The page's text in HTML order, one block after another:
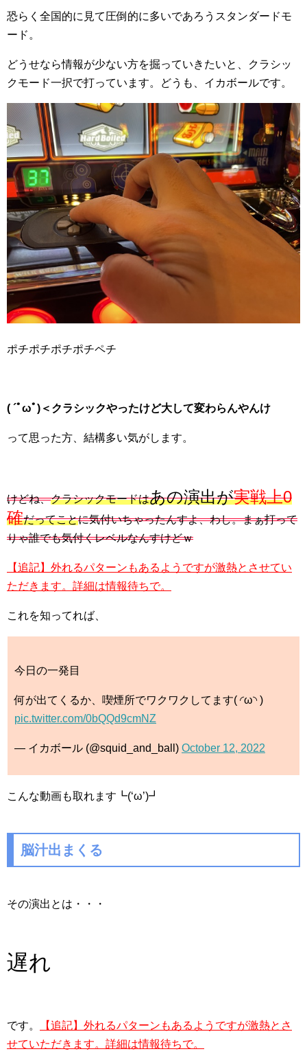
恐らく全国的に見て圧倒的に多いであろうスタンダードモ
ード。
どうせなら情報が少ない方を掘っていきたいと、クラシッ
クモード一択で打っています。どうも、イカボールです。
ポチポチポチポチペチ
( ´ﾟωﾟ)＜クラシックやったけど大して変わらんやんけ
って思った方、結構多い気がします。
けどね、クラシックモードはあの演出が実戦上0
確だってことに気付いちゃったんすよ、わし。まぁ打って
りゃ誰でも気付くレベルなんすけどｗ
【追記】外れるパターンもあるようですが激熱とさせてい
ただきます。詳細は情報待ちで。
これを知ってれば、
今日の一発目
何が出てくるか、喫煙所でワクワクしてます( ◜ω◝ )
pic.twitter.com/0bQQd9cmNZ
— イカボール (@squid_and_ball) October 12, 2022
こんな動画も取れます┗(‘ω’)┛
脳汁出まくる
その演出とは・・・
遅れ
です。
【追記】外れるパターンもあるようですが激熱とさ
せていただきます。詳細は情報待ちで。